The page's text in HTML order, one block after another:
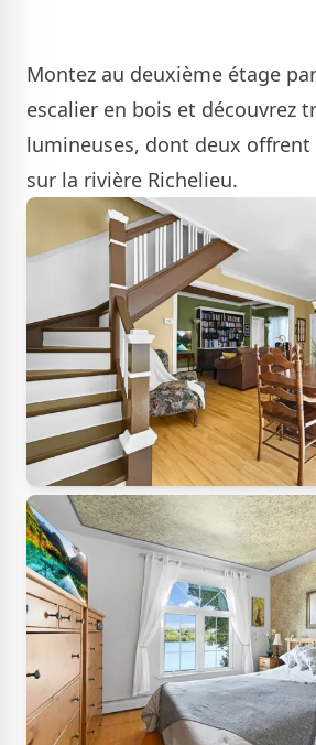
Montez au deuxième étage
escalier en bois et découvrez
lumineuses, dont deux
sur la rivière Richelieu.